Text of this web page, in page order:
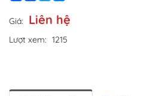
Giá: Liên hệ
Lượt xem: 1215